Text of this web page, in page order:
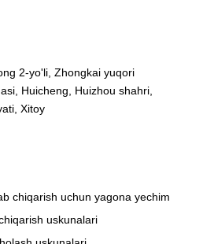
2-yo'li, Zhongkai yuqori
Huicheng, Huizhou shahri,
Xitoy
chiqarish uchun yagona yechim
uskunalari